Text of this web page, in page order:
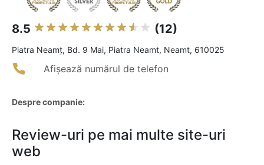
8.5 (12)
Piatra Neamţ, Bd. 9 Mai, Piatra Neamt, Neamt, 610025
Afișează numărul de telefon
Despre companie:
Review-uri pe mai multe site-uri
web